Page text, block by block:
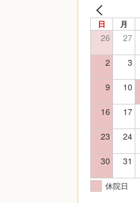
日 月
26 27
2 3
9 10
16 17
23 24
30 31
休院日